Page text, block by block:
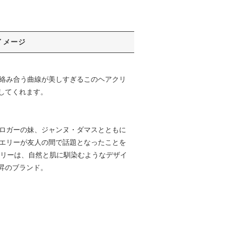
メージ
み合う曲線が美しすぎるこのヘアクリ
くれます。
ガーの妹、ジャンヌ・ダマスとともに
リーが友人の間で話題となったことを
ーは、自然と肌に馴染むようなデザイ
ブランド。